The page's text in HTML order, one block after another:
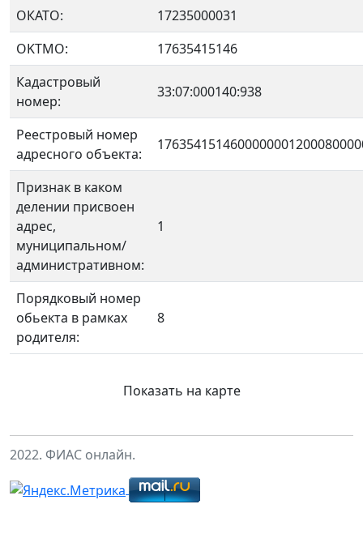
ОКАТО:
17235000031
OKTMO:
17635415146
Кадастровый
номер:
33:07:000140:938
Реестровый номер
адресного объекта:
Признак в каком
делении присвоен
адрес,
муниципальном/
административном:
1
Порядковый номер
обьекта в рамках
родителя:
8
Показать на карте
2022. ФИАС онлайн.